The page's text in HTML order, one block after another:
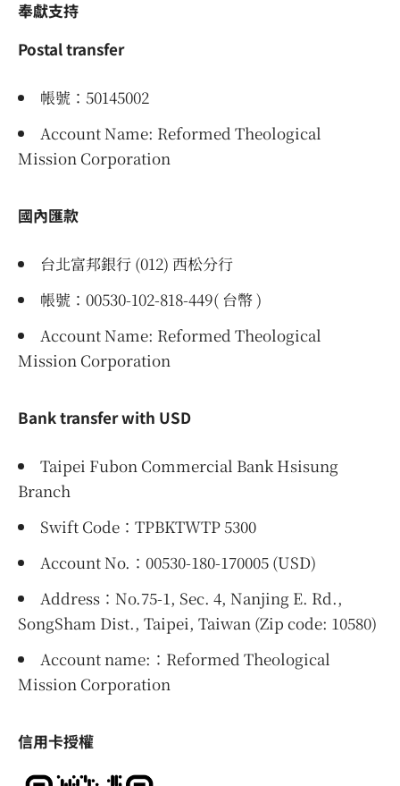
奉獻支持
Postal transfer
帳號：50145002
Account Name: Reformed Theological
Mission Corporation
國內匯款
台北富邦銀行 (012) 西松分行
帳號：00530-102-818-449( 台幣 )
Account Name: Reformed Theological
Mission Corporation
Bank transfer with USD
Taipei Fubon Commercial Bank Hsisung
Branch
Swift Code：TPBKTWTP 5300
Account No.：00530-180-170005 (USD)
Address：No.75-1, Sec. 4, Nanjing E. Rd.,
SongSham Dist., Taipei, Taiwan (Zip code: 10580)
Account name:：Reformed Theological
Mission Corporation
信用卡授權